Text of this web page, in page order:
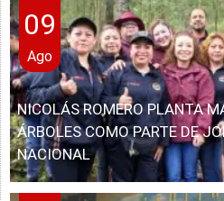
09
Ago
NICOLÁS ROMERO PLANTA
ÁRBOLES COMO PARTE DE
NACIONAL